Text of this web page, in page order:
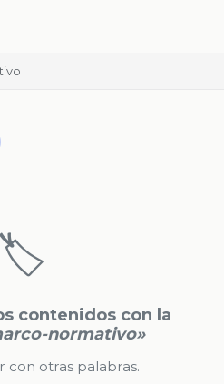
🏷️
contenidos con la
normativo»
con otras palabras.